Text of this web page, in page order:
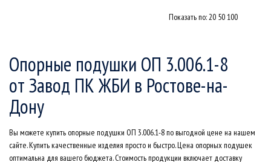
Показать по:20 50 100
Опорные подушки ОП 3.006.1-8
от Завод ПК ЖБИ в Ростове-на-
Дону
Вы можете купить опорные подушки ОП 3.006.1-8 по выгодной цене на нашем
сайте. Купить качественные изделия просто и быстро. Цена опорных подушек
оптимальна для вашего бюджета. Стоимость продукции включает доставку